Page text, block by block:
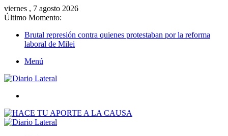
viernes , 7 agosto 2026
Último Momento:
Brutal represión contra quienes protestaban por la reforma
laboral de Milei
Menú